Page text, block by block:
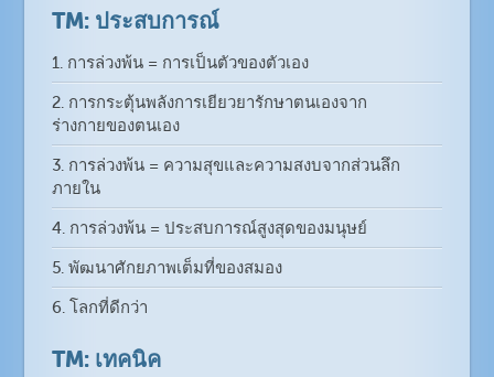
TM: ประสบการณ์
1. การล่วงพ้น = การเป็นตัวของตัวเอง
2. การกระตุ้นพลังการเยียวยารักษาตนเองจาก
ร่างกายของตนเอง
3. การล่วงพ้น = ความสุขและความสงบจากส่วนลึก
ภายใน
4. การล่วงพ้น = ประสบการณ์สูงสุดของมนุษย์
5. พัฒนาศักยภาพเต็มที่ของสมอง
6. โลกที่ดีกว่า
TM: เทคนิค